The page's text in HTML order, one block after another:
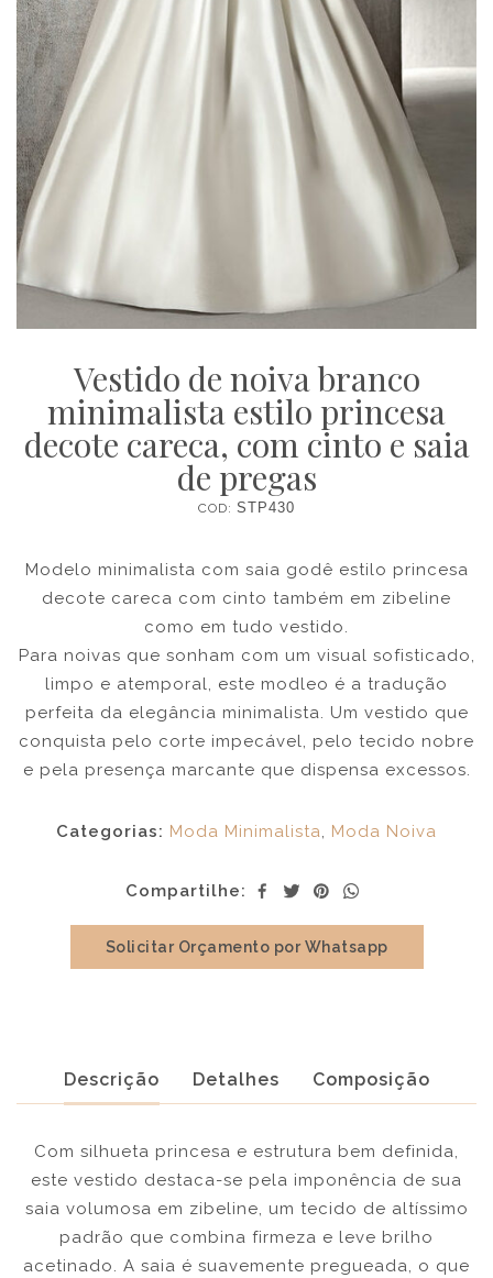
Vestido de noiva branco
minimalista estilo princesa
decote careca, com cinto e saia
de pregas
COD: STP430
Modelo minimalista com saia godê estilo princesa
decote careca com cinto também em zibeline
como em tudo vestido.
Para noivas que sonham com um visual sofisticado,
limpo e atemporal, este modleo é a tradução
perfeita da elegância minimalista. Um vestido que
conquista pelo corte impecável, pelo tecido nobre
e pela presença marcante que dispensa excessos.
Categorias: Moda Minimalista, Moda Noiva
Compartilhe:
Solicitar Orçamento por Whatsapp
Descrição Detalhes Composição
Com silhueta princesa e estrutura bem definida,
este vestido destaca-se pela imponência de sua
saia volumosa em zibeline, um tecido de altíssimo
padrão que combina firmeza e leve brilho
acetinado. A saia é suavemente pregueada, o que